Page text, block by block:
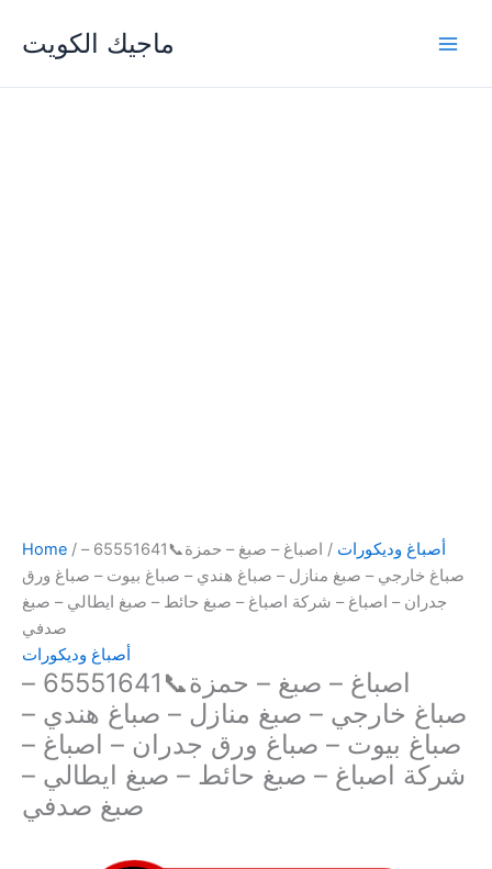
content
ماجيك الكويت
Home / أصباغ وديكورات
/ اصباغ – صبغ – حمزة📞65551641 –
صباغ خارجي – صبغ منازل – صباغ هندي – صباغ بيوت – صباغ ورق
جدران – اصباغ – شركة اصباغ – صبغ حائط – صبغ ايطالي – صبغ
صدفي
أصباغ وديكورات
اصباغ – صبغ – حمزة📞65551641 –
صباغ خارجي – صبغ منازل – صباغ هندي –
صباغ بيوت – صباغ ورق جدران – اصباغ –
شركة اصباغ – صبغ حائط – صبغ ايطالي –
صبغ صدفي